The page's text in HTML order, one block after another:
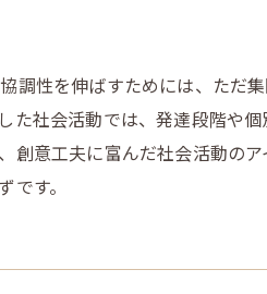
調性を伸ばすためには、ただ
た社会活動では、発達段階や個
創意工夫に富んだ社会活動のア
す。